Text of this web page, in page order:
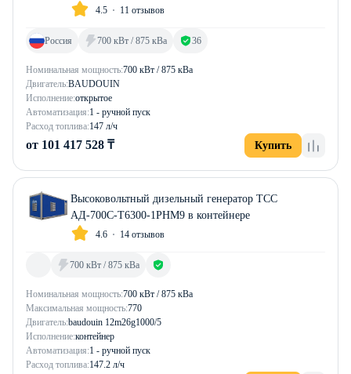
4.5 11 отзывов
Номинальная мощность:700 кВт / 875 кВа
Двигатель:BAUDOUIN
Исполнение:открытое
Автоматизация:1 - ручной пуск
Расход топлива:147 л/ч
Россия 700 кВт / 875 кВа 36
от 101 417 528 ₸ Купить
Высоковольтный дизельный генератор ТСС
АД-700С-Т6300-1РНМ9 в контейнере
4.6 14 отзывов
Номинальная мощность:700 кВт / 875 кВа
Максимальная мощность:770
Двигатель:baudouin 12m26g1000/5
Исполнение:контейнер
Автоматизация:1 - ручной пуск
Расход топлива:147.2 л/ч
700 кВт / 875 кВа